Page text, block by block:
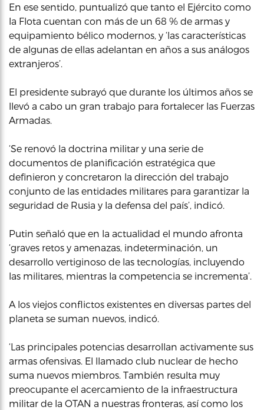
En ese sentido, puntualizó que tanto el Ejército como
la Flota cuentan con más de un 68 % de armas y
equipamiento bélico modernos, y ‘las características
de algunas de ellas adelantan en años a sus análogos
extranjeros’.
El presidente subrayó que durante los últimos años se
llevó a cabo un gran trabajo para fortalecer las Fuerzas
Armadas.
‘Se renovó la doctrina militar y una serie de
documentos de planificación estratégica que
definieron y concretaron la dirección del trabajo
conjunto de las entidades militares para garantizar la
seguridad de Rusia y la defensa del país’, indicó.
Putin señaló que en la actualidad el mundo afronta
‘graves retos y amenazas, indeterminación, un
desarrollo vertiginoso de las tecnologías, incluyendo
las militares, mientras la competencia se incrementa’.
A los viejos conflictos existentes en diversas partes del
planeta se suman nuevos, indicó.
‘Las principales potencias desarrollan activamente sus
armas ofensivas. El llamado club nuclear de hecho
suma nuevos miembros. También resulta muy
preocupante el acercamiento de la infraestructura
militar de la OTAN a nuestras fronteras, así como los